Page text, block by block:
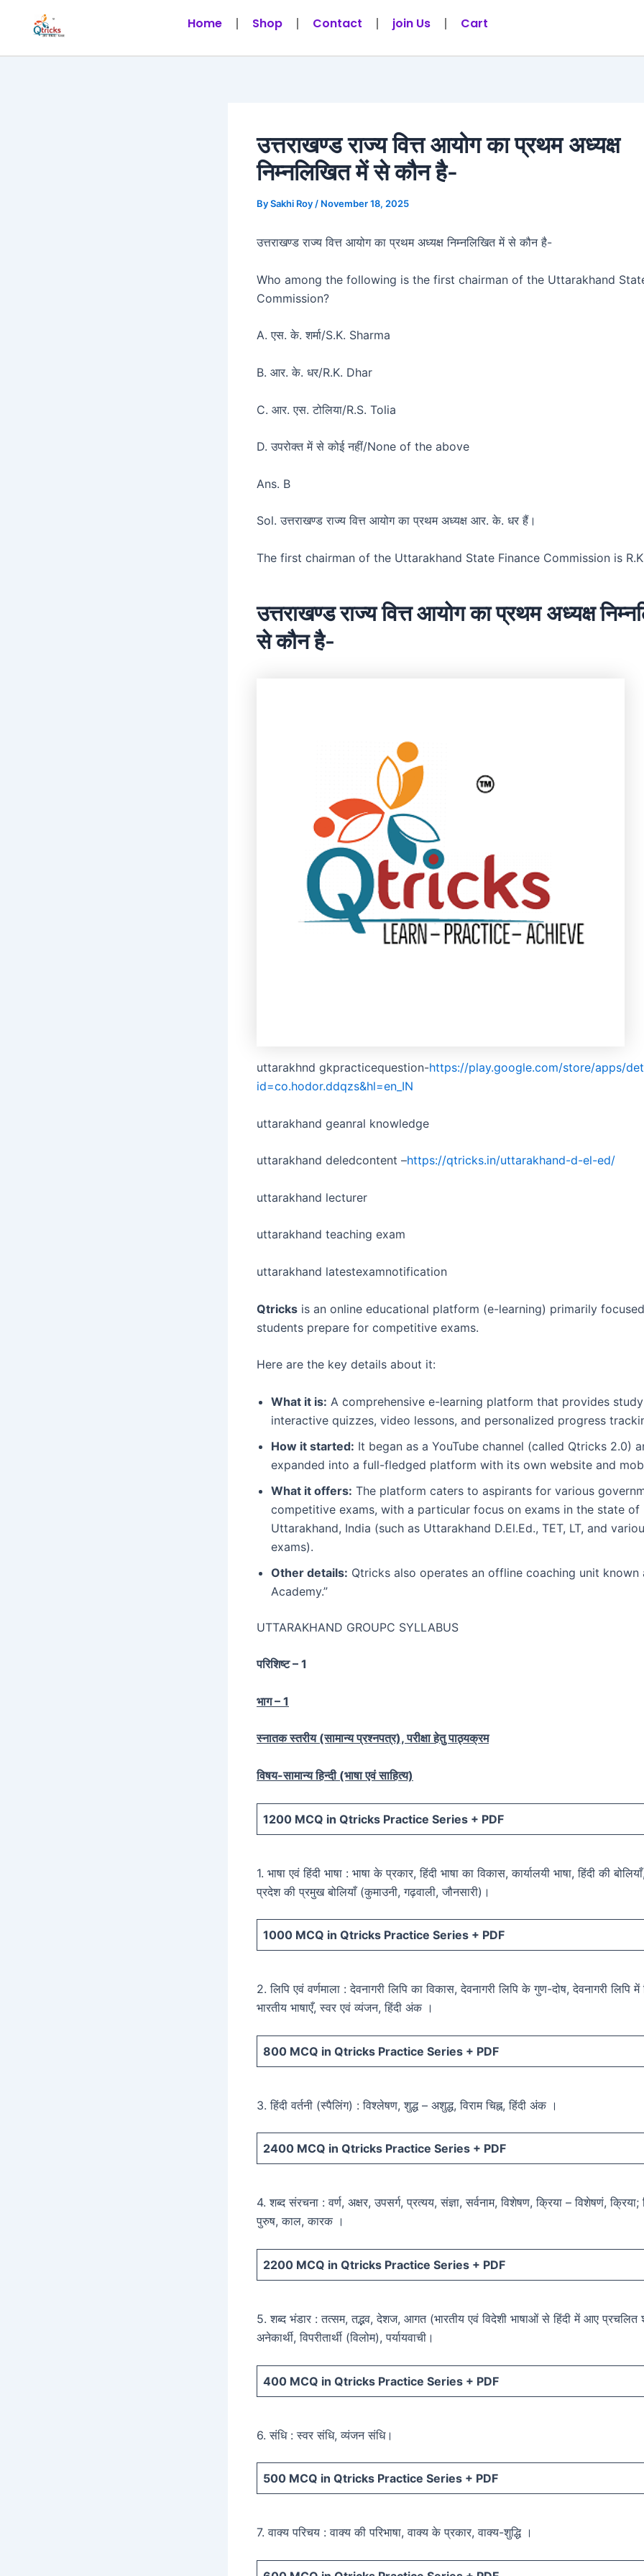
Home Shop Contact join Us Cart
उत्तराखण्ड राज्य वित्त आयोग का प्रथम अध्यक्ष
निम्नलिखित में से कौन है-
BySakhi Roy / November 18, 2025
उत्तराखण्ड राज्य वित्त आयोग का प्रथम अध्यक्ष निम्नलिखित में से कौन है-
Who among the following is the first chairman of the Uttarakhand
Commission?
A. एस. के. शर्मा/S.K. Sharma
B. आर. के. धर/R.K. Dhar
C. आर. एस. टोलिया/R.S. Tolia
D. उपरोक्त में से कोई नहीं/None of the above
Ans. B
Sol. उत्तराखण्ड राज्य वित्त आयोग का प्रथम अध्यक्ष आर. के. धर हैं।
The first chairman of the Uttarakhand State Finance Commission is
उत्तराखण्ड राज्य वित्त आयोग का प्रथम अध्यक्ष
से कौन है-
uttarakhnd gkpracticequestion-https://play.google.com/store/apps/
id=co.hodor.ddqzs&hl=en_IN
uttarakhand geanral knowledge
uttarakhand deledcontent –https://qtricks.in/uttarakhand-d-el-ed/
uttarakhand lecturer
uttarakhand teaching exam
uttarakhand latestexamnotification
Qtricks is an online educational platform (e-learning) primarily
students prepare for competitive exams.
Here are the key details about it:
What it is: A comprehensive e-learning platform that provides
interactive quizzes, video lessons, and personalized progress
How it started: It began as a YouTube channel (called Qtricks 2.0)
expanded into a full-fledged platform with its own website and
What it offers: The platform caters to aspirants for various
competitive exams, with a particular focus on exams in the state of
Uttarakhand, India (such as Uttarakhand D.El.Ed., TET, LT, and
exams).
Other details: Qtricks also operates an offline coaching unit known
Academy.”
UTTARAKHAND GROUPC SYLLABUS
परिशिष्ट – 1
भाग – 1
स्नातक स्तरीय (सामान्य प्रश्नपत्र), परीक्षा हेतु पाठ्यक्रम
विषय-सामान्य हिन्दी (भाषा एवं साहित्य)
1200 MCQ in Qtricks Practice Series + PDF
1. भाषा एवं हिंदी भाषा : भाषा के प्रकार, हिंदी भाषा का विकास, कार्यालयी भाषा, हिंदी की
प्रदेश की प्रमुख बोलियाँ (कुमाउनी, गढ़वाली, जौनसारी)।
1000 MCQ in Qtricks Practice Series + PDF
2. लिपि एवं वर्णमाला : देवनागरी लिपि का विकास, देवनागरी लिपि के गुण-दोष, देवनागरी लिपि
भारतीय भाषाएँ, स्वर एवं व्यंजन, हिंदी अंक ।
800 MCQ in Qtricks Practice Series + PDF
3. हिंदी वर्तनी (स्पैलिंग) : विश्लेषण, शुद्ध – अशुद्ध, विराम चिह्न, हिंदी अंक ।
2400 MCQ in Qtricks Practice Series + PDF
4. शब्द संरचना : वर्ण, अक्षर, उपसर्ग, प्रत्यय, संज्ञा, सर्वनाम, विशेषण, क्रिया – विशेषणं,
पुरुष, काल, कारक ।
2200 MCQ in Qtricks Practice Series + PDF
5. शब्द भंडार : तत्सम, तद्भव, देशज, आगत (भारतीय एवं विदेशी भाषाओं से हिंदी में आए प्रचलित
अनेकार्थी, विपरीतार्थी (विलोम), पर्यायवाची।
400 MCQ in Qtricks Practice Series + PDF
6. संधि : स्वर संधि, व्यंजन संधि।
500 MCQ in Qtricks Practice Series + PDF
7. वाक्य परिचय : वाक्य की परिभाषा, वाक्य के प्रकार, वाक्य-शुद्धि ।
navigation